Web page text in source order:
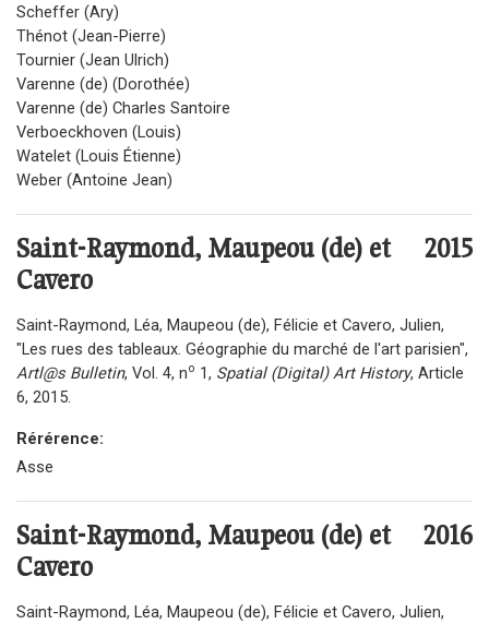
Scheffer (Ary)
Thénot (Jean-Pierre)
Tournier (Jean Ulrich)
Varenne (de) (Dorothée)
Varenne (de) Charles Santoire
Verboeckhoven (Louis)
Watelet (Louis Étienne)
Weber (Antoine Jean)
Saint-Raymond, Maupeou (de) et
Cavero
2015
Saint-Raymond, Léa, Maupeou (de), Félicie et Cavero, Julien,
"Les rues des tableaux. Géographie du marché de l'art parisien",
Artl@s Bulletin, Vol. 4, no 1, Spatial (Digital) Art History, Article
6, 2015.
Rérérence:
Asse
Saint-Raymond, Maupeou (de) et
Cavero
2016
Saint-Raymond, Léa, Maupeou (de), Félicie et Cavero, Julien,